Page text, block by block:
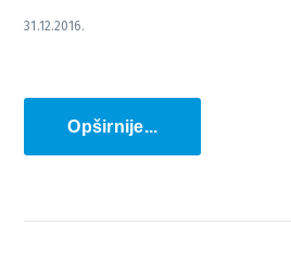
31.12.2016.
Opširnije...